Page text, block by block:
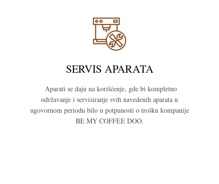
SERVIS APARATA
Aparati se daju na korišćenje, gde bi kompletno
održavanje i servisiranje svih navedenih aparata u
ugovornom periodu bilo u potpunosti o trošku kompanije
BE MY COFFEE DOO.